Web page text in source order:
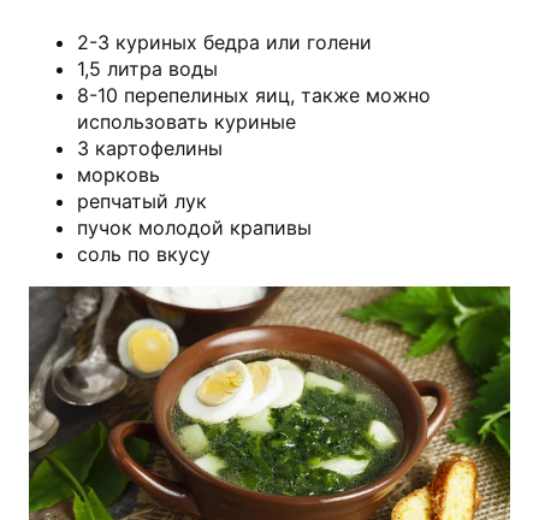
2-3 куриных бедра или голени
1,5 литра воды
8-10 перепелиных яиц, также можно
использовать куриные
3 картофелины
морковь
репчатый лук
пучок молодой крапивы
соль по вкусу